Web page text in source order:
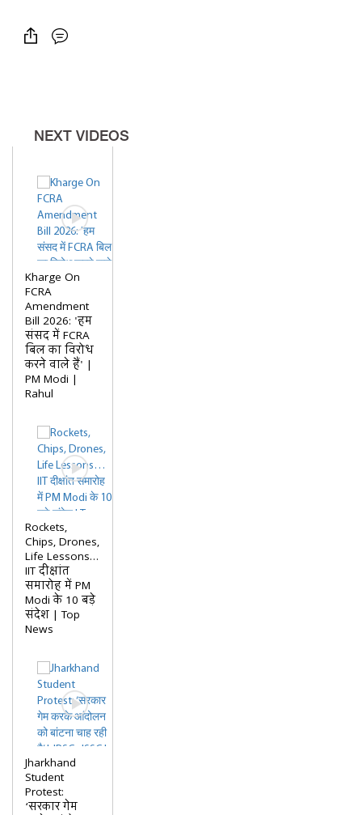
NEXT VIDEOS
Kharge On
FCRA
Amendment
Bill 2026: 'हम
संसद में FCRA
बिल का विरोध
करने वाले हैं' |
PM Modi |
Rahul
Rockets,
Chips, Drones,
Life Lessons…
IIT दीक्षांत
समारोह में PM
Modi के 10 बड़े
संदेश | Top
News
Jharkhand
Student
Protest:
‘सरकार गेम